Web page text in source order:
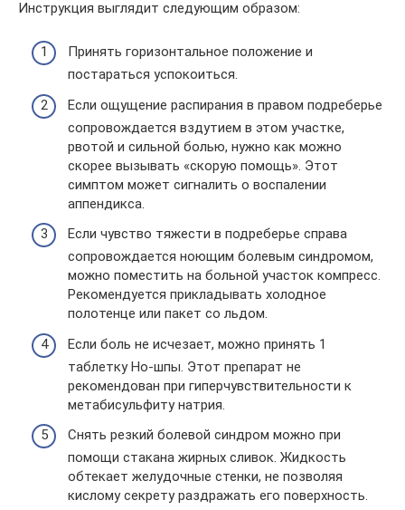
Инструкция выглядит следующим образом:
Принять горизонтальное положение и
постараться успокоиться.
Если ощущение распирания в правом подреберье
сопровождается вздутием в этом участке,
рвотой и сильной болью, нужно как можно
скорее вызывать «скорую помощь». Этот
симптом может сигналить о воспалении
аппендикса.
Если чувство тяжести в подреберье справа
сопровождается ноющим болевым синдромом,
можно поместить на больной участок компресс.
Рекомендуется прикладывать холодное
полотенце или пакет со льдом.
Если боль не исчезает, можно принять 1
таблетку Но-шпы. Этот препарат не
рекомендован при гиперчувствительности к
метабисульфиту натрия.
Снять резкий болевой синдром можно при
помощи стакана жирных сливок. Жидкость
обтекает желудочные стенки, не позволяя
кислому секрету раздражать его поверхность.